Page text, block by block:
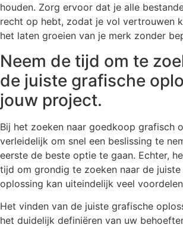
houden. Zorg ervoor dat je alle
recht op hebt, zodat je vol vertrouwen
het laten groeien van je merk zonder
Neem de tijd om te
de juiste grafische
jouw project.
Bij het zoeken naar goedkoop grafisch
verleidelijk om snel een beslissing te
eerste de beste optie te gaan. Echter,
tijd om grondig te zoeken naar de
oplossing kan uiteindelijk veel
Het vinden van de juiste grafische
het duidelijk definiëren van uw